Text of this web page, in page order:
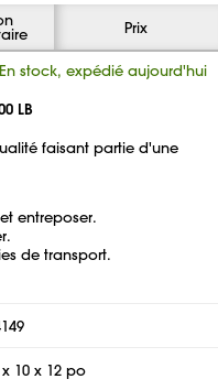
Prix
En stock, expédié aujourd'hui
LB
faisant partie d'une
entreposer.
de transport.
x 10 x 12 po